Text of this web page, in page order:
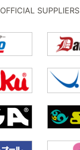
OFFICIAL SUPPLIERS